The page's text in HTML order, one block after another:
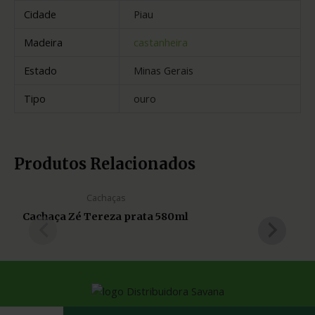
Cidade
Piau
Madeira
castanheira
Estado
Minas Gerais
Tipo
ouro
Produtos Relacionados
Cachaças
Cachaça Zé Tereza prata 580ml